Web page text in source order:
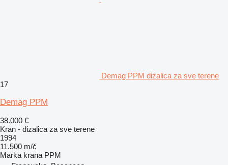
Demag PPM dizalica za sve terene
17
Demag PPM
38.000 €
Kran - dizalica za sve terene
1994
11.500 m/č
Marka krana PPM